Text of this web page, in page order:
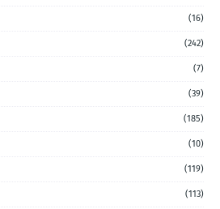
(16)
(242)
(7)
(39)
(185)
(10)
(119)
(113)